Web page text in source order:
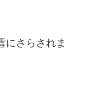
にさらされま